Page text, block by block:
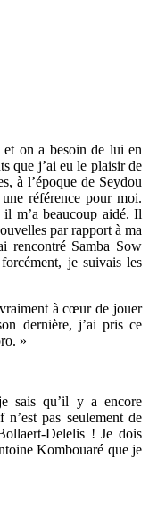
et on a besoin de lui en
que j’ai eu le plaisir de
à l’époque de Seydou
référence pour moi.
m’a beaucoup aidé. Il
par rapport à ma
rencontré Samba Sow
je suivais les
à cœur de jouer
dernière, j’ai pris ce
»
sais qu’il y a encore
pas seulement de
Delelis ! Je dois
Kombouaré que je